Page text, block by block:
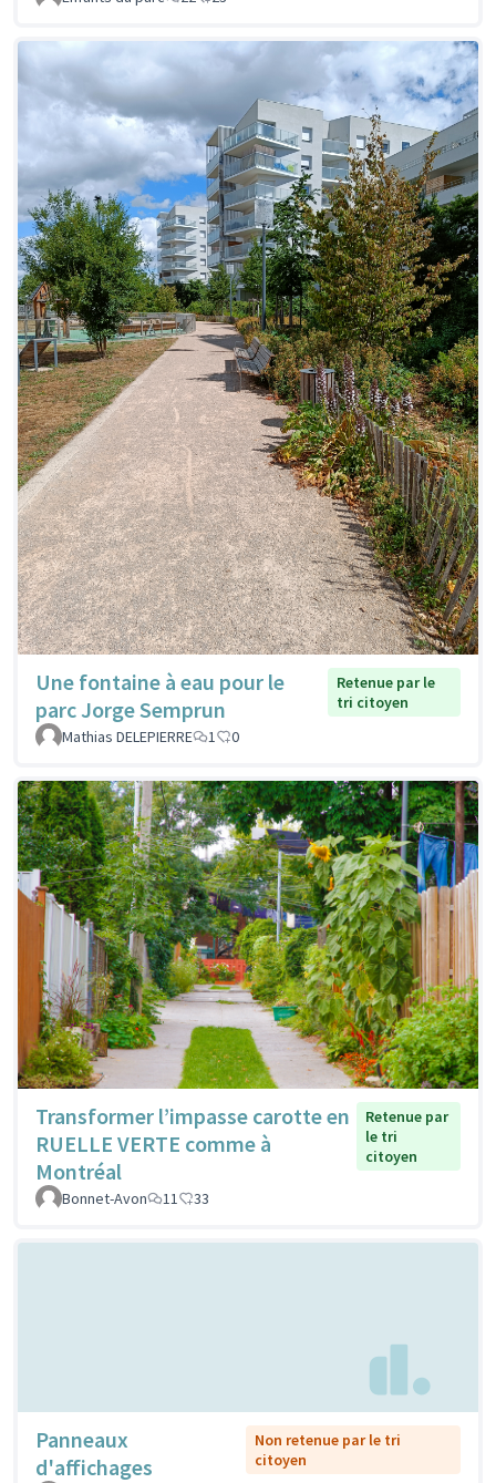
Une fontaine à eau pour le
parc Jorge Semprun
Retenue par le
tri citoyen
Mathias DELEPIERRE
1 0
Transformer l’impasse carotte en
RUELLE VERTE comme à
Montréal
Retenue par
le tri
citoyen
Bonnet-Avon 11 33
Panneaux
d'affichages
Non retenue par le tri
citoyen